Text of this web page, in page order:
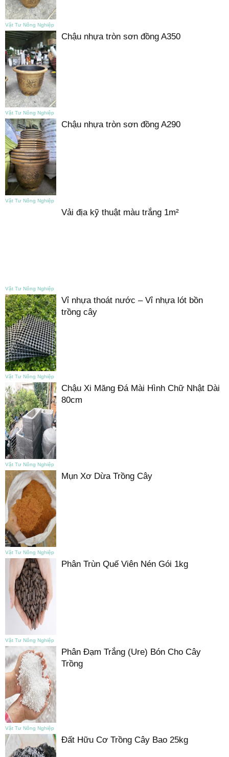
Vật Tư Nông Nghiệp
Vật Tư Nông Nghiệp
Chậu nhựa tròn sơn đồng A350
Vật Tư Nông Nghiệp
Chậu nhựa tròn sơn đồng A290
Vật Tư Nông Nghiệp
Vải địa kỹ thuật màu trắng 1m²
Vật Tư Nông Nghiệp
Vỉ nhựa thoát nước – Vỉ nhựa lót bồn
trồng cây
Vật Tư Nông Nghiệp
Chậu Xi Măng Đá Mài Hình Chữ Nhật Dài
80cm
Vật Tư Nông Nghiệp
Mụn Xơ Dừa Trồng Cây
Vật Tư Nông Nghiệp
Phân Trùn Quế Viên Nén Gói 1kg
Vật Tư Nông Nghiệp
Phân Đạm Trắng (Ure) Bón Cho Cây
Trồng
Đất Hữu Cơ Trồng Cây Bao 25kg